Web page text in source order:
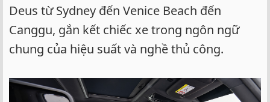
Deus từ Sydney đến Venice Beach đến
Canggu, gắn kết chiếc xe trong ngôn ngữ
chung của hiệu suất và nghề thủ công.